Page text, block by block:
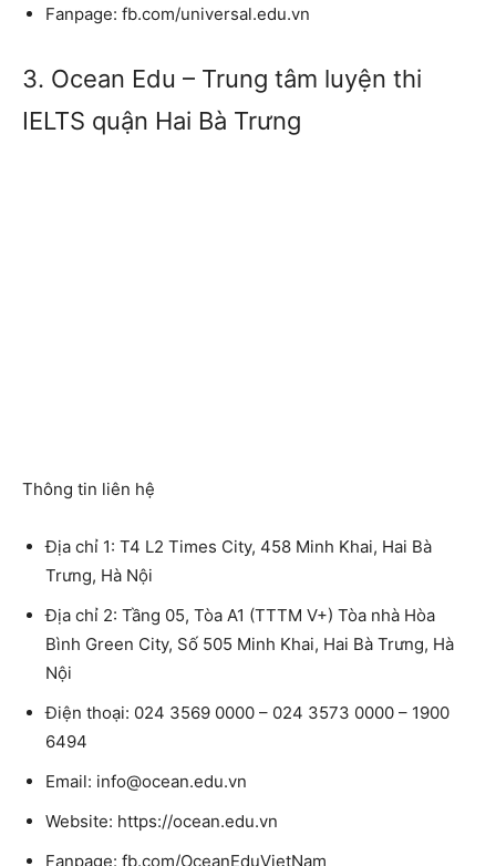
Fanpage: fb.com/universal.edu.vn
3. Ocean Edu – Trung tâm luyện thi
IELTS quận Hai Bà Trưng
Thông tin liên hệ
Địa chỉ 1: T4 L2 Times City, 458 Minh Khai, Hai Bà
Trưng, Hà Nội
Địa chỉ 2: Tầng 05, Tòa A1 (TTTM V+) Tòa nhà Hòa
Bình Green City, Số 505 Minh Khai, Hai Bà Trưng, Hà
Nội
Điện thoại: 024 3569 0000 – 024 3573 0000 – 1900
6494
Email: info@ocean.edu.vn
Website: https://ocean.edu.vn
Fanpage: fb.com/OceanEduVietNam